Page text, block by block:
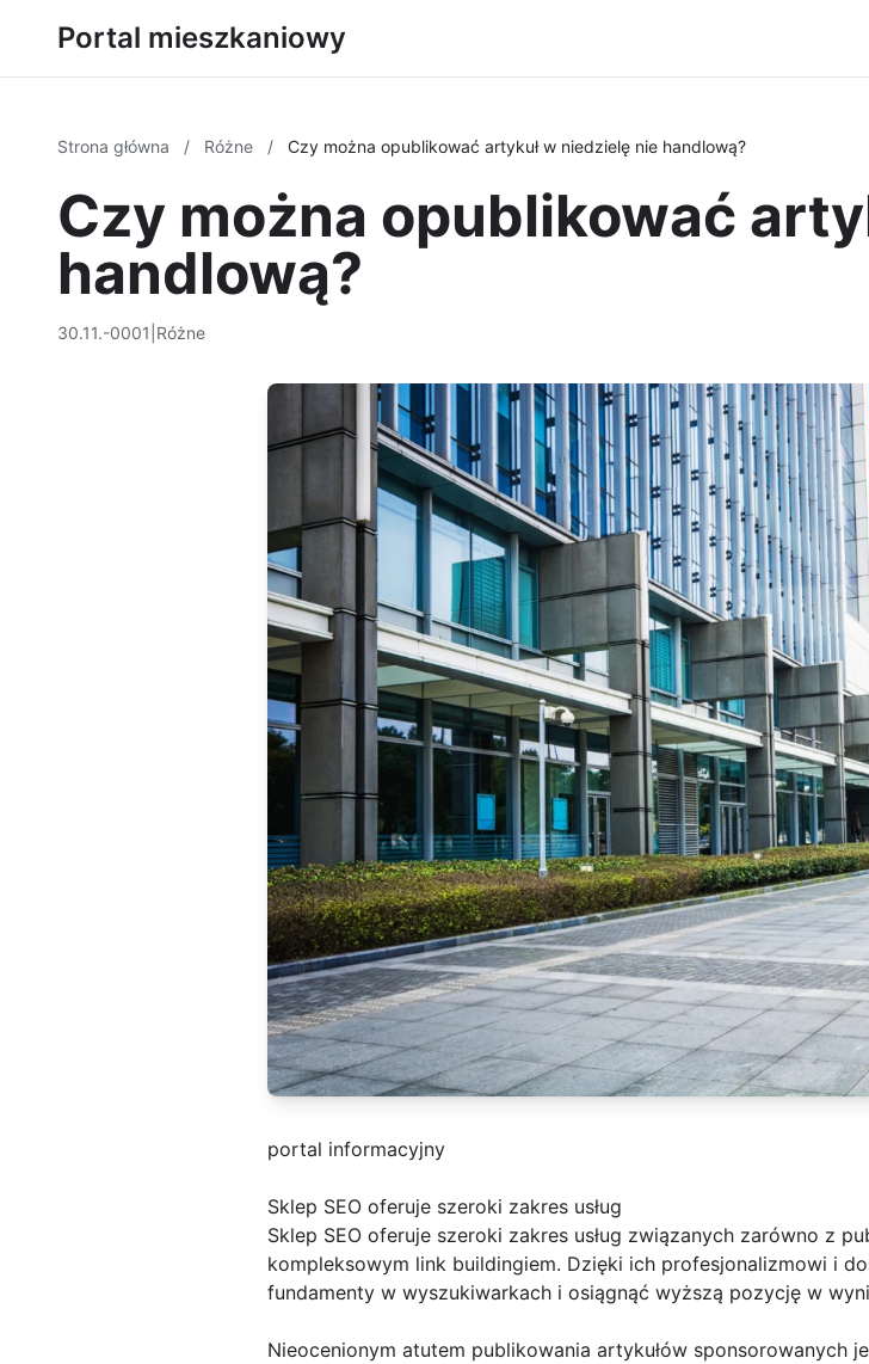
Portal mieszkaniowy
Strona główna / Różne / Czy można opublikować artykuł w niedzielę nie handlową?
Czy można opublikować
handlową?
30.11.-0001 Różne
portal informacyjny
Sklep SEO oferuje szeroki zakres usług
Sklep SEO oferuje szeroki zakres usług związanych zarówno z
kompleksowym link buildingiem. Dzięki ich profesjonalizmowi i
fundamenty w wyszukiwarkach i osiągnąć wyższą pozycję w
Nieocenionym atutem publikowania artykułów sponsorowanych